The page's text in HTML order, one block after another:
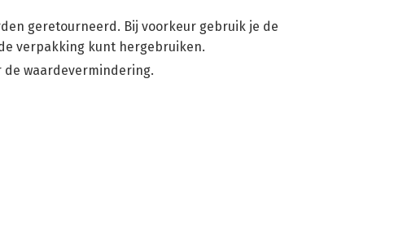
geretourneerd. Bij voorkeur gebruik je de
verpakking kunt hergebruiken.
waardevermindering.